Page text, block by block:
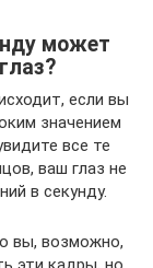
может
если вы
значением
все те
ваш глаз не
в секунду.
вы, возможно,